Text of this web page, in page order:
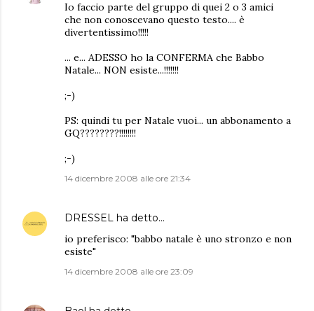
Io faccio parte del gruppo di quei 2 o 3 amici
che non conoscevano questo testo.... è
divertentissimo!!!!!
... e... ADESSO ho la CONFERMA che Babbo
Natale... NON esiste...!!!!!!!
;-)
PS: quindi tu per Natale vuoi... un abbonamento a
GQ????????!!!!!!!!
;-)
14 dicembre 2008 alle ore 21:34
DRESSEL ha detto…
io preferisco: "babbo natale è uno stronzo e non
esiste"
14 dicembre 2008 alle ore 23:09